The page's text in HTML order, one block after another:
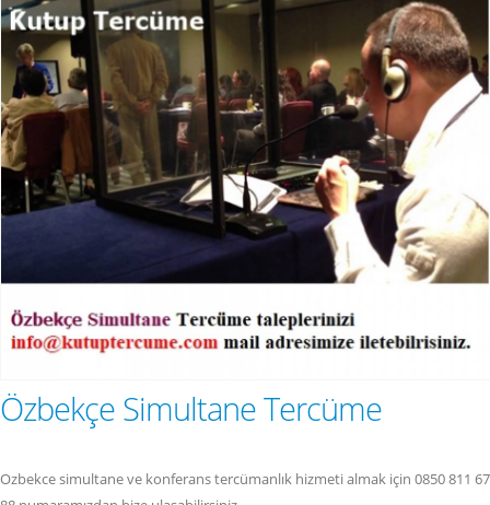
Özbekçe Simultane Tercüme
Ozbekce simultane ve konferans tercümanlık hizmeti almak için 0850 811 67